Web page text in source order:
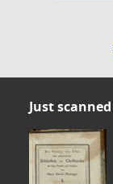
Just scanned